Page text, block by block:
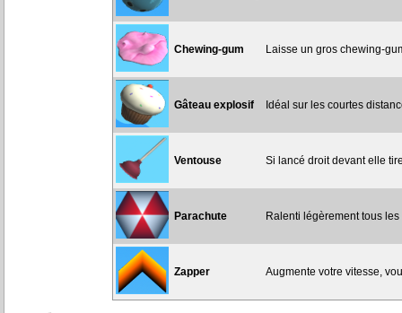
Chewing-gum Laisse un gros chewing-
Gâteau explosif Idéal sur les courtes
Ventouse Si lancé droit devant elle
Parachute Ralenti légèrement tous
Zapper Augmente votre vitesse,